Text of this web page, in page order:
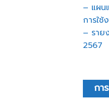
– แผน
การใช้
– ราย
2567
กา